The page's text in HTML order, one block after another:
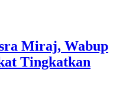
Miraj, Wabup
Tingkatkan